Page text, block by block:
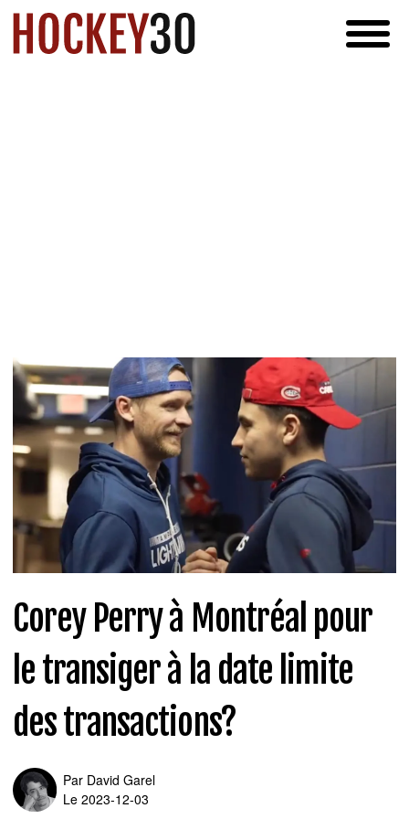
Corey Perry à Montréal pour
le transiger à la date limite
des transactions?
Par David Garel
Le 2023-12-03